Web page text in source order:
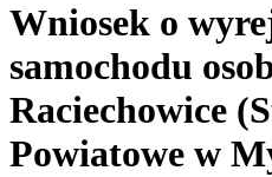
Wniosek o
samochodu
Raciechowice
Powiatowe w